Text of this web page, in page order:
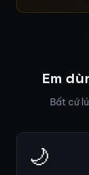
Em
Bất cứ
🌙